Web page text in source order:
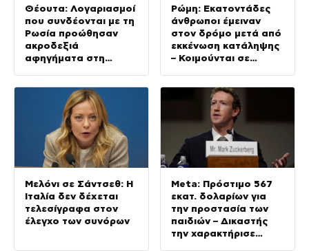
Θέουτα: Λογαριασμοί
που συνδέονται με τη
Ρωσία προώθησαν
ακροδεξιά
αφηγήματα στη
ανάλυση
Ρώμη: Εκατοντάδες
άνθρωποι έμειναν
στον δρόμο μετά από
εκκένωση κατάληψης
– Κοιμούνται σε
Μελόνι σε Σάντσεθ: Η
Ιταλία δεν δέχεται
τελεσίγραφα στον
έλεγχο των συνόρων
Meta: Πρόστιμο 567
εκατ. δολαρίων για
την προστασία των
παιδιών – Δικαστής
την χαρακτήρισε